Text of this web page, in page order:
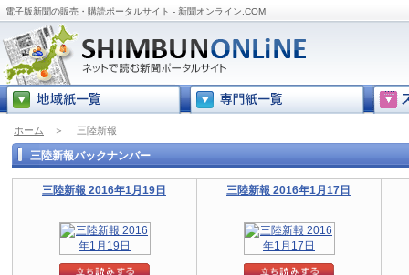
電子版新聞の販売・購読ポータルサイト - 新聞オンライン.COM
ホーム ＞ 三陸新報
三陸新報バックナンバー
三陸新報 2016年1月19日 三陸新報 2016年1月17日